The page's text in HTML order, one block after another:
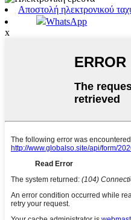
Αποστολή ηλεκτρονικού
WhatsApp
x